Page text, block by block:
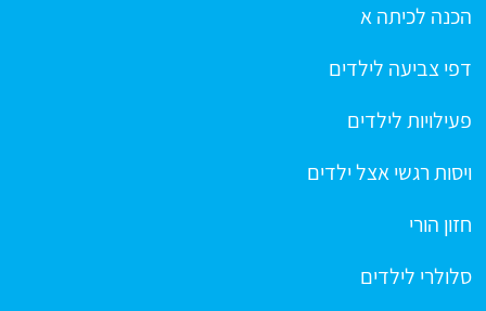
הכנה לכיתה א
דפי צביעה לילדים
פעילויות לילדים
ויסות רגשי אצל ילדים
חזון הורי
סלולרי לילדים